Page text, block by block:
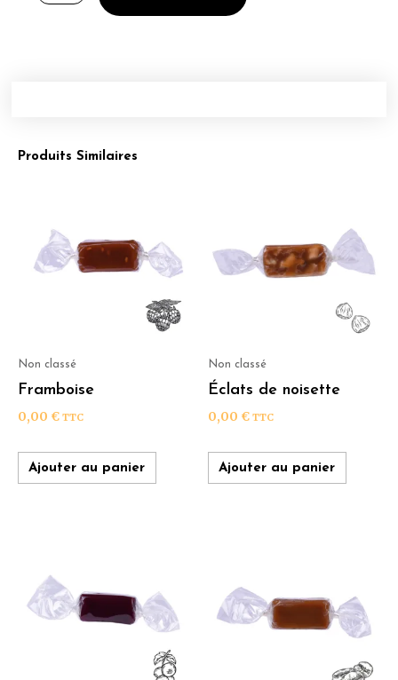
exotiques
Produits Similaires
Non classé
Framboise
0,00 € TTC
Ajouter au panier
Non classé
Éclats de noisette
0,00 € TTC
Ajouter au panier